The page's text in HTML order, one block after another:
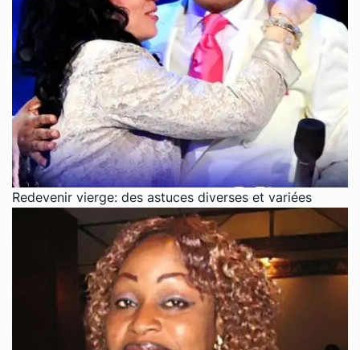
Redevenir vierge: des astuces diverses et variées